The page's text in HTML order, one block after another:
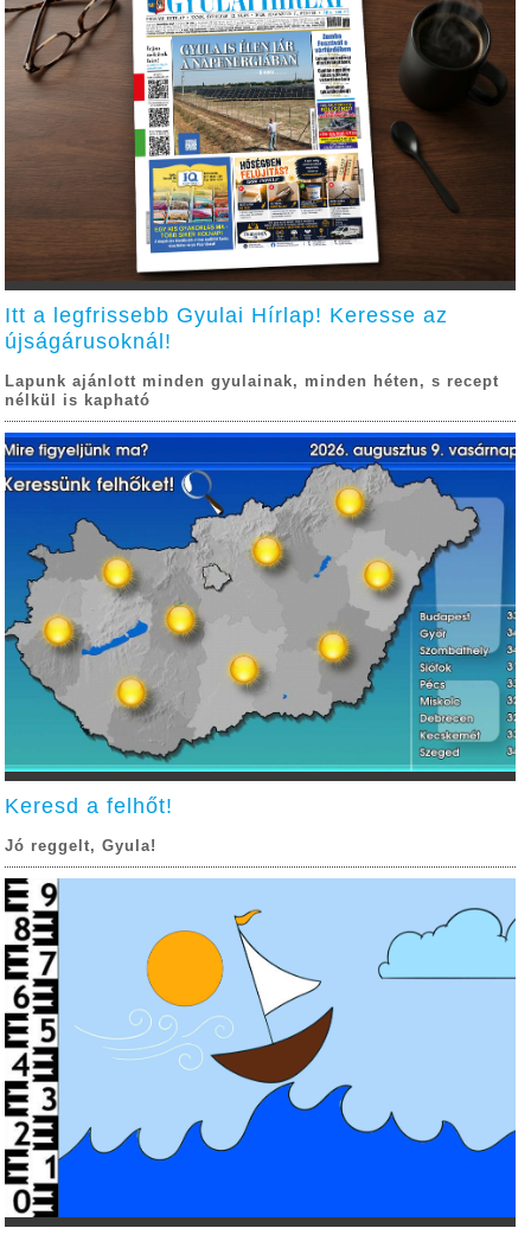
Itt a legfrissebb Gyulai Hírlap! Keresse az
újságárusoknál!
Lapunk ajánlott minden gyulainak, minden héten, s recept
nélkül is kapható
Keresd a felhőt!
Jó reggelt, Gyula!